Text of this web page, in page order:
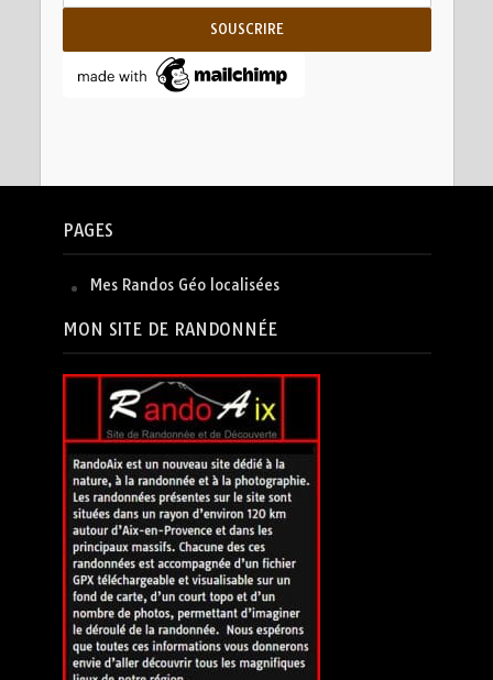
PAGES
Mes Randos Géo localisées
MON SITE DE RANDONNÉE